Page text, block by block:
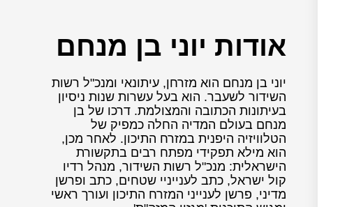
אודות יוני בן מנחם
יוני בן מנחם הוא מזרחן, עיתונאי ומנכ"ל רשות
השידור לשעבר. הוא בעל עשרות שנות ניסיון
בעיתונות הכתובה והמצולמת. דרכו של בן
מנחם בעולם המדיה החלה כמפיק של
הטלוויזיה היפנית במזרח התיכון. לאחר מכן,
הוא מילא תפקידי מפתח רבים בתקשורת
הישראלית: מנכ"ל רשות השידור, מנהל רדיו
קול ישראל, כתב לענייניי שטחים, כתב ופרשן
מדיני, פרשן לענייני המזרח התיכון ועורך ראשי